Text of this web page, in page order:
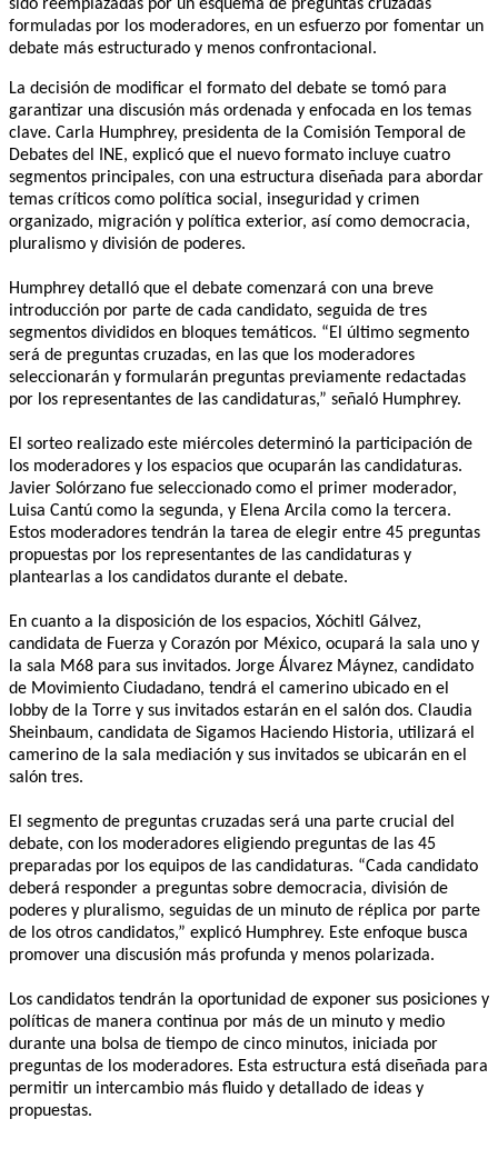
sido reemplazadas por un esquema de preguntas cruzadas
formuladas por los moderadores, en un esfuerzo por fomentar un
debate más estructurado y menos confrontacional.
La decisión de modificar el formato del debate se tomó para
garantizar una discusión más ordenada y enfocada en los temas
clave. Carla Humphrey, presidenta de la Comisión Temporal de
Debates del INE, explicó que el nuevo formato incluye cuatro
segmentos principales, con una estructura diseñada para abordar
temas críticos como política social, inseguridad y crimen
organizado, migración y política exterior, así como democracia,
pluralismo y división de poderes.
Humphrey detalló que el debate comenzará con una breve
introducción por parte de cada candidato, seguida de tres
segmentos divididos en bloques temáticos. “El último segmento
será de preguntas cruzadas, en las que los moderadores
seleccionarán y formularán preguntas previamente redactadas
por los representantes de las candidaturas,” señaló Humphrey.
El sorteo realizado este miércoles determinó la participación de
los moderadores y los espacios que ocuparán las candidaturas.
Javier Solórzano fue seleccionado como el primer moderador,
Luisa Cantú como la segunda, y Elena Arcila como la tercera.
Estos moderadores tendrán la tarea de elegir entre 45 preguntas
propuestas por los representantes de las candidaturas y
plantearlas a los candidatos durante el debate.
En cuanto a la disposición de los espacios, Xóchitl Gálvez,
candidata de Fuerza y Corazón por México, ocupará la sala uno y
la sala M68 para sus invitados. Jorge Álvarez Máynez, candidato
de Movimiento Ciudadano, tendrá el camerino ubicado en el
lobby de la Torre y sus invitados estarán en el salón dos. Claudia
Sheinbaum, candidata de Sigamos Haciendo Historia, utilizará el
camerino de la sala mediación y sus invitados se ubicarán en el
salón tres.
El segmento de preguntas cruzadas será una parte crucial del
debate, con los moderadores eligiendo preguntas de las 45
preparadas por los equipos de las candidaturas. “Cada candidato
deberá responder a preguntas sobre democracia, división de
poderes y pluralismo, seguidas de un minuto de réplica por parte
de los otros candidatos,” explicó Humphrey. Este enfoque busca
promover una discusión más profunda y menos polarizada.
Los candidatos tendrán la oportunidad de exponer sus posiciones y
políticas de manera continua por más de un minuto y medio
durante una bolsa de tiempo de cinco minutos, iniciada por
preguntas de los moderadores. Esta estructura está diseñada para
permitir un intercambio más fluido y detallado de ideas y
propuestas.